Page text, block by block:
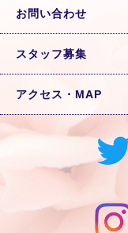
お問い合わせ
スタッフ募集
アクセス・MAP